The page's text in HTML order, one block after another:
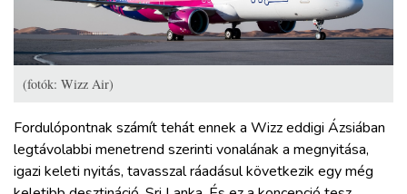
(fotók: Wizz Air)
Fordulópontnak számít tehát ennek a Wizz eddigi Ázsiában
legtávolabbi menetrend szerinti vonalának a megnyitása,
igazi keleti nyitás, tavasszal ráadásul következik egy még